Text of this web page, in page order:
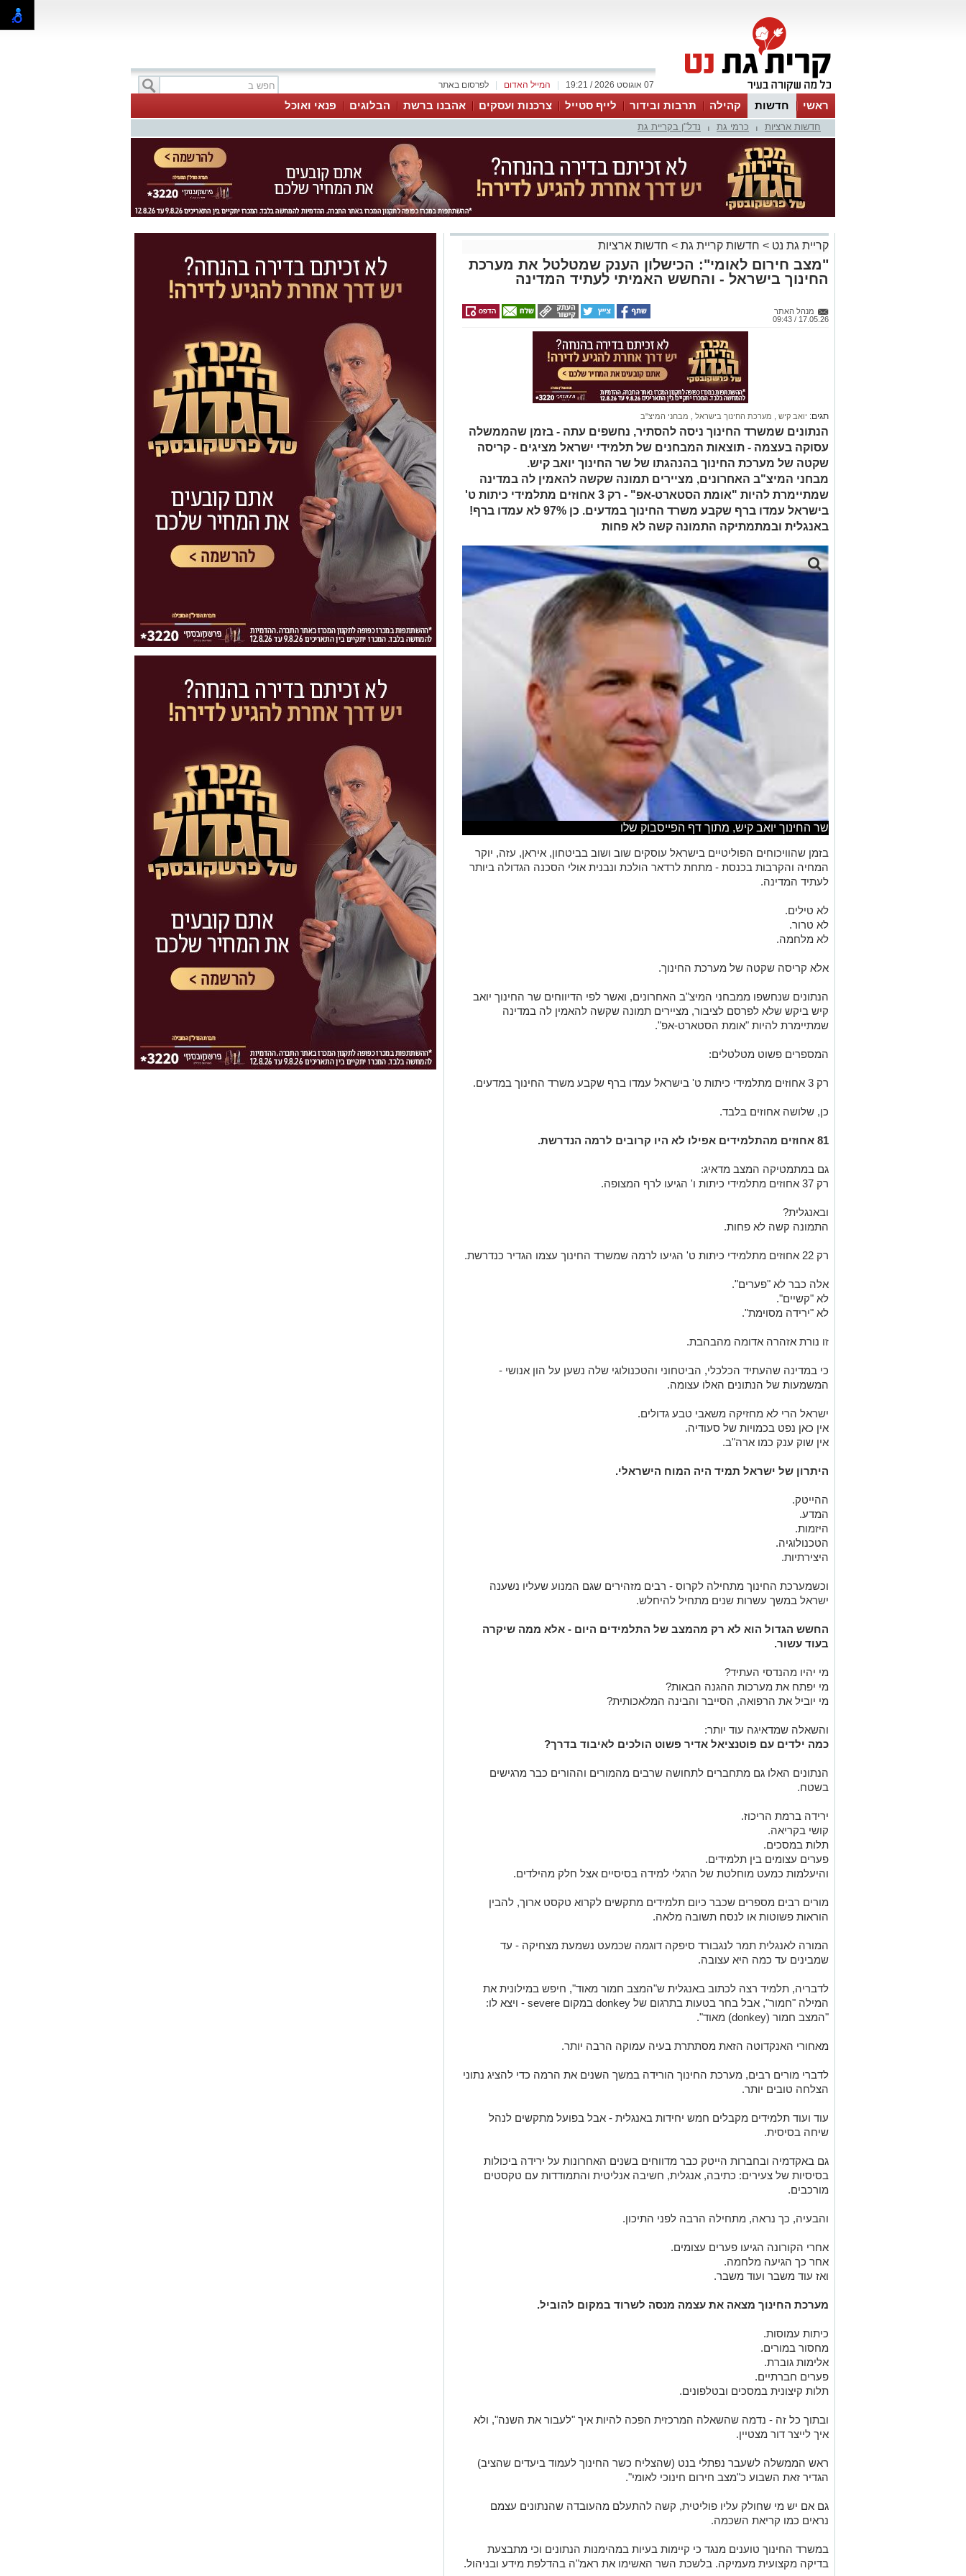
לפרסום באתר המייל האדום 07 אוגוסט 2026 / 19:21
ראשי חדשות קהילה תרבות ובידור לייף סטייל צרכנות ועסקים אהבנו ברשת הבלוגים פנאי ואוכל
חדשות ארציות כרמי גת נדל"ן בקריית גת
קריית גת נט > חדשות קריית גת > חדשות ארציות
"מצב חירום לאומי": הכישלון הענק שמטלטל את מערכת
החינוך בישראל - והחשש האמיתי לעתיד המדינה
מנהל האתר
17.05.26 / 09:43
תגים: יואב קיש מערכת החינוך בישראל מבחני המיצ"ב
הנתונים שמשרד החינוך ניסה להסתיר, נחשפים עתה - בזמן שהממשלה
עסוקה בעצמה - תוצאות המבחנים של תלמידי ישראל מציגים - קריסה
שקטה של מערכת החינוך בהנהגתו של שר החינוך יואב קיש.
מבחני המיצ"ב האחרונים, מציירים תמונה שקשה להאמין לה במדינה
שמתיימרת להיות "אומת הסטארט-אפ" - רק 3 אחוזים מתלמידי כיתות ט'
בישראל עמדו ברף שקבע משרד החינוך במדעים. כן 97% לא עמדו ברף!
באנגלית ובמתמתיקה התמונה קשה לא פחות
שר החינוך יואב קיש, מתוך דף הפייסבוק שלו
בזמן שהוויכוחים הפוליטיים בישראל עוסקים שוב ושוב בביטחון, איראן, עזה, יוקר
המחיה והקרבות בכנסת - מתחת לרדאר הולכת ונבנית אולי הסכנה הגדולה ביותר
לעתיד המדינה.
לא טילים.
לא טרור.
לא מלחמה.
אלא קריסה שקטה של מערכת החינוך.
הנתונים שנחשפו ממבחני המיצ"ב האחרונים, ואשר לפי הדיווחים שר החינוך יואב
קיש ביקש שלא לפרסם לציבור, מציירים תמונה שקשה להאמין לה במדינה
שמתיימרת להיות "אומת הסטארט-אפ".
המספרים פשוט מטלטלים:
רק 3 אחוזים מתלמידי כיתות ט' בישראל עמדו ברף שקבע משרד החינוך במדעים.
כן, שלושה אחוזים בלבד.
81 אחוזים מהתלמידים אפילו לא היו קרובים לרמה הנדרשת.
גם במתמטיקה המצב מדאיג:
רק 37 אחוזים מתלמידי כיתות ו' הגיעו לרף המצופה.
ובאנגלית?
התמונה קשה לא פחות.
רק 22 אחוזים מתלמידי כיתות ט' הגיעו לרמה שמשרד החינוך עצמו הגדיר כנדרשת.
אלה כבר לא "פערים".
לא "קשיים".
לא "ירידה מסוימת".
זו נורת אזהרה אדומה מהבהבת.
כי במדינה שהעתיד הכלכלי, הביטחוני והטכנולוגי שלה נשען על הון אנושי -
המשמעות של הנתונים האלו עצומה.
ישראל הרי לא מחזיקה משאבי טבע גדולים.
אין כאן נפט בכמויות של סעודיה.
אין שוק ענק כמו ארה"ב.
היתרון של ישראל תמיד היה המוח הישראלי.
ההייטק.
המדע.
היזמות.
הטכנולוגיה.
היצירתיות.
וכשמערכת החינוך מתחילה לקרוס - רבים מזהירים שגם המנוע שעליו נשענה
ישראל במשך עשרות שנים מתחיל להיחלש.
החשש הגדול הוא לא רק מהמצב של התלמידים היום - אלא ממה שיקרה
בעוד עשור.
מי יהיו מהנדסי העתיד?
מי יפתח את מערכות ההגנה הבאות?
מי יוביל את הרפואה, הסייבר והבינה המלאכותית?
והשאלה שמדאיגה עוד יותר:
כמה ילדים עם פוטנציאל אדיר פשוט הולכים לאיבוד בדרך?
הנתונים האלו גם מתחברים לתחושה שרבים מהמורים וההורים כבר מרגישים
בשטח.
ירידה ברמת הריכוז.
קושי בקריאה.
תלות במסכים.
פערים עצומים בין תלמידים.
והיעלמות כמעט מוחלטת של הרגלי למידה בסיסיים אצל חלק מהילדים.
מורים רבים מספרים שכבר כיום תלמידים מתקשים לקרוא טקסט ארוך, להבין
הוראות פשוטות או לנסח תשובה מלאה.
המורה לאנגלית תמר לנגבורד סיפקה דוגמה שכמעט נשמעת מצחיקה - עד
שמבינים עד כמה היא עצובה.
לדבריה, תלמיד רצה לכתוב באנגלית ש"המצב חמור מאוד", חיפש במילונית את
המילה "חמור", אבל בחר בטעות בתרגום של donkey במקום severe - ויצא לו:
"המצב חמור (donkey) מאוד".
מאחורי האנקדוטה הזאת מסתתרת בעיה עמוקה הרבה יותר.
לדברי מורים רבים, מערכת החינוך הורידה במשך השנים את הרמה כדי להציג נתוני
הצלחה טובים יותר.
עוד ועוד תלמידים מקבלים חמש יחידות באנגלית - אבל בפועל מתקשים לנהל
שיחה בסיסית.
גם באקדמיה ובחברות הייטק כבר מדווחים בשנים האחרונות על ירידה ביכולות
בסיסיות של צעירים: כתיבה, אנגלית, חשיבה אנליטית והתמודדות עם טקסטים
מורכבים.
והבעיה, כך נראה, מתחילה הרבה לפני התיכון.
אחרי הקורונה הגיעו פערים עצומים.
אחר כך הגיעה מלחמה.
ואז עוד משבר ועוד משבר.
מערכת החינוך מצאה את עצמה מנסה לשרוד במקום להוביל.
כיתות עמוסות.
מחסור במורים.
אלימות גוברת.
פערים חברתיים.
תלות קיצונית במסכים ובטלפונים.
ובתוך כל זה - נדמה שהשאלה המרכזית הפכה להיות איך "לעבור את השנה", ולא
איך לייצר דור מצטיין.
ראש הממשלה לשעבר נפתלי בנט (שהצליח כשר החינוך לעמוד ביעדים שהציב)
הגדיר זאת השבוע כ"מצב חירום חינוכי לאומי".
גם אם יש מי שחולק עליו פוליטית, קשה להתעלם מהעובדה שהנתונים עצמם
נראים כמו קריאת השכמה.
במשרד החינוך טוענים מנגד כי קיימות בעיות במהימנות הנתונים וכי מתבצעת
בדיקה מקצועית מעמיקה. בלשכת השר האשימו את ראמ"ה בהדלפת מידע ובניהול.